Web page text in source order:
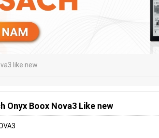
like new
Onyx Boox Nova3 Like new